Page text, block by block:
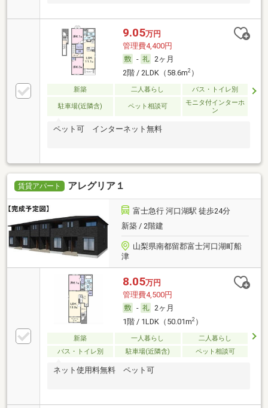
9.05万円
管理費4,400円
-
2ヶ月
2階 / 2LDK（58.6m2）
新築 二人暮らし バス・トイレ別
駐車場(近隣含) ペット相談可
モニタ付インターホ
ン
ペット可 インターネット無料
賃貸アパート アレグリア１
富士急行 河口湖駅 徒歩24分
新築 / 2階建
山梨県南都留郡富士河口湖町船
津
8.05万円
管理費4,500円
-
2ヶ月
1階 / 1LDK（50.01m2）
新築 一人暮らし
二人暮らし
バス・トイレ別
駐車場(近隣含) ペット相談可
ネット使用料無料 ペット可